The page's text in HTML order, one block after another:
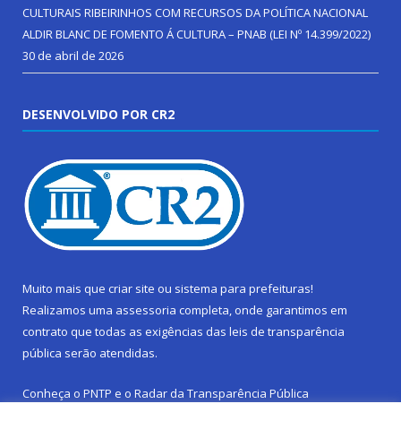
CULTURAIS RIBEIRINHOS COM RECURSOS DA POLÍTICA NACIONAL
ALDIR BLANC DE FOMENTO Á CULTURA – PNAB (LEI Nº 14.399/2022)
30 de abril de 2026
DESENVOLVIDO POR CR2
Muito mais que criar site ou sistema para prefeituras!
Realizamos uma assessoria completa, onde garantimos em
contrato que todas as exigências das leis de transparência
pública serão atendidas.
Conheça o PNTP e o Radar da Transparência Pública